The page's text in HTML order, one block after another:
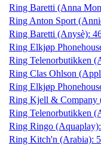
Ring Baretti (Anna
Ring Anton Sport
Ring Baretti (Anysè):
Ring Elkjøp
Ring Telenorbutikken
Ring Clas Ohlson
Ring Elkjøp
Ring Kjell & Company
Ring Telenorbutikken
Ring Ringo (Aquaplay):
Ring Kitch'n (Arabia):